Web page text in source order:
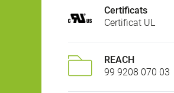
Certificats
Certificat UL
REACH
99 9208 070 03